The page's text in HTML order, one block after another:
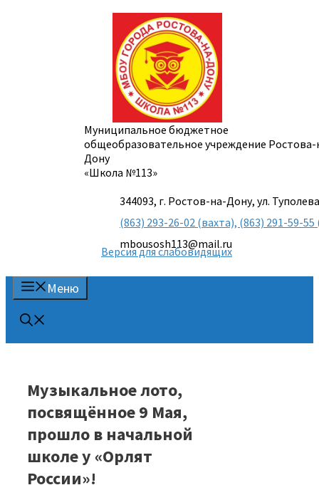
Муниципальное бюджетное
общеобразовательное учреждение
Дону
«Школа №113»
344093, г. Ростов-на-Дону, ул.
(863) 293-26-02 (вахта), (863) 291-59-
mbousosh113@mail.ru
Версия для слабовидящих
Меню
Музыкальное лото,
посвящённое 9 Мая,
прошло в начальной
школе у «Орлят
России»! ⁣